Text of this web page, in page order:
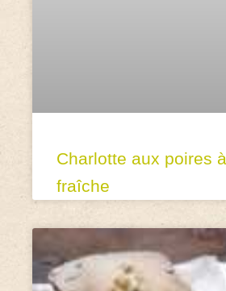
Charlotte aux poires
fraîche